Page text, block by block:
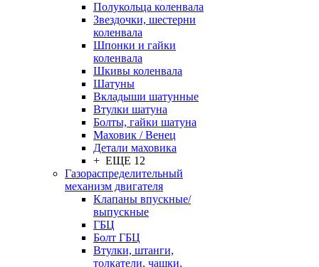
Полукольца коленвала
Звездочки, шестерни
коленвала
Шпонки и гайки
коленвала
Шкивы коленвала
Шатуны
Вкладыши шатунные
Втулки шатуна
Болты, гайки шатуна
Маховик / Венец
Детали маховика
+ ЕЩЕ 12
Газораспределительный
механизм двигателя
Клапаны впускные/
выпускные
ГБЦ
Болт ГБЦ
Втулки, штанги,
толкатели, чашки,